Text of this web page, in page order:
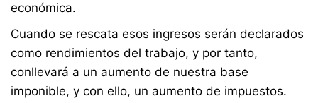
económica.
Cuando se rescata esos ingresos serán declarados
como rendimientos del trabajo, y por tanto,
conllevará a un aumento de nuestra base
imponible, y con ello, un aumento de impuestos.